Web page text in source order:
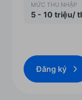
MỨC THU NHẬP
5 - 10 triệu/
Đăng ký